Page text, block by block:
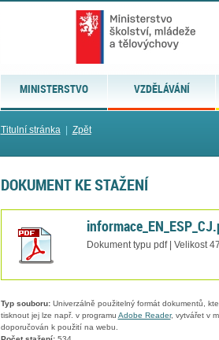
MINISTERSTVO VZDĚLÁVÁNÍ
Titulní stránka| Zpět
DOKUMENT KE STAŽENÍ
Dokument typu pdf | Velikost
Typ souboru:Univerzálně použitelný formát dokumentů,
tisknout jej lze např. v programu Adobe Reader, vytvářet v
doporučován k použití na webu.